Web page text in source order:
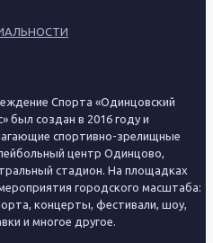
Спорта «Одинцовский
был создан в 2016 году и
спортивно-зрелищные
центр Одинцово,
стадион. На площадках
городского масштаба:
концерты, фестивали, шоу,
и многое другое.